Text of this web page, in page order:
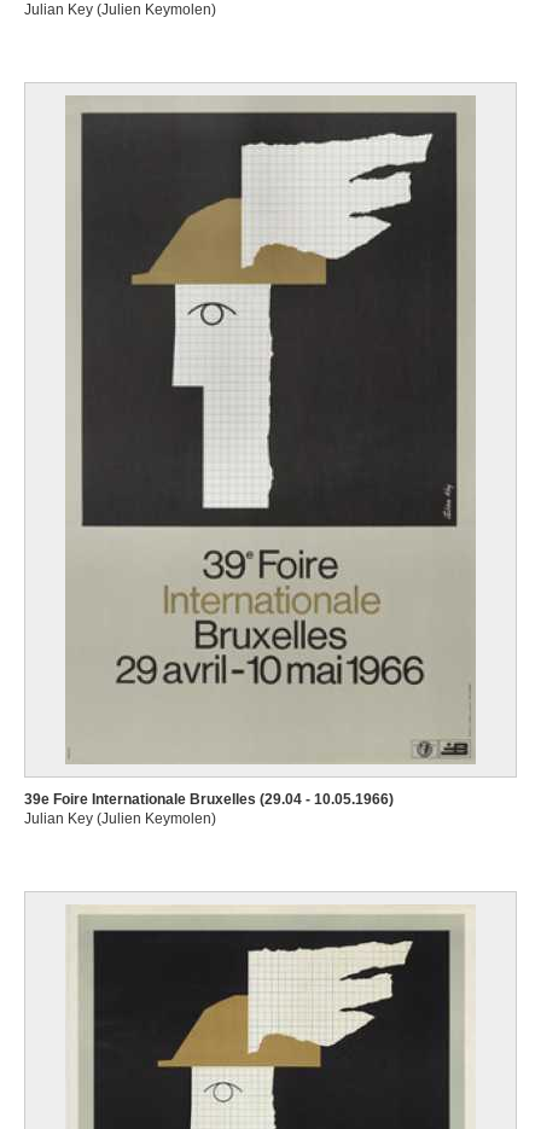
Julian Key (Julien Keymolen)
39e Foire Internationale Bruxelles (29.04 - 10.05.1966)
Julian Key (Julien Keymolen)